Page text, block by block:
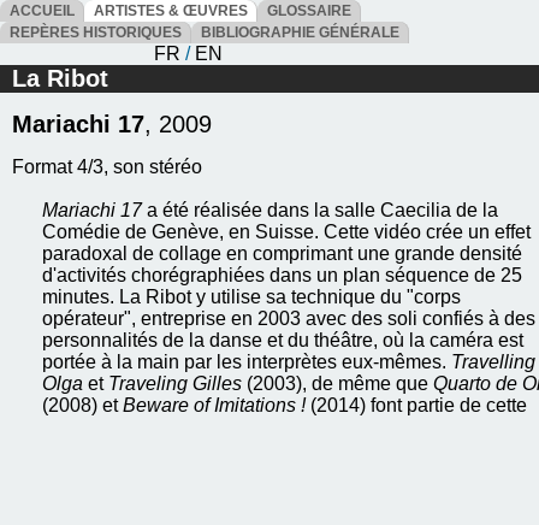
ACCUEIL ARTISTES & ŒUVRES
GLOSSAIRE
REPÈRES HISTORIQUES
BIBLIOGRAPHIE GÉNÉRALE
FR / EN
La Ribot